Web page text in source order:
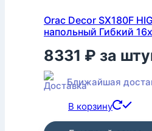
Orac Decor SX180F
напольный Гибкий
8331 ₽ за
Ближайшая
В корзину